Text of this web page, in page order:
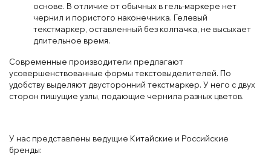
основе. В отличие от обычных в гель-маркере нет
чернил и пористого наконечника. Гелевый
текстмаркер, оставленный без колпачка, не высыхает
длительное время.
Современные производители предлагают
усовершенствованные формы текстовыделителей. По
удобству выделяют двусторонний текстмаркер. У него с двух
сторон пишущие узлы, подающие чернила разных цветов.
У нас представлены ведущие Китайские и Российские
бренды: